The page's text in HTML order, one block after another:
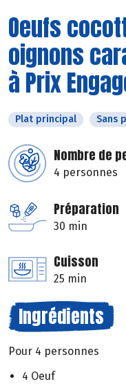
Oeufs
oignons
à Prix
Plat principal Sans
Nombre de
4 personnes
Préparation
30 min
Cuisson
25 min
Ingrédients
Pour 4 personnes
4 Oeuf